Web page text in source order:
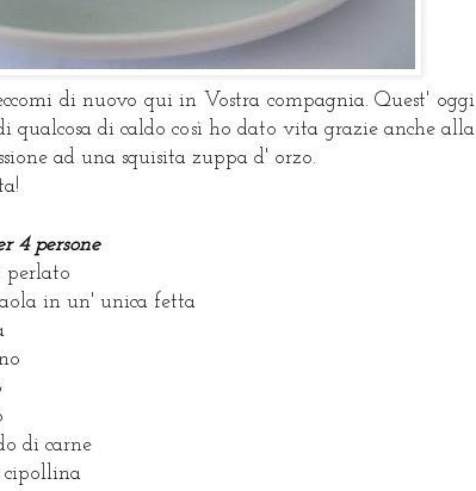
di nuovo qui in Vostra compagnia. Quest' oggi
qualcosa di caldo così ho dato vita grazie anche alla
ad una squisita zuppa d' orzo.
4 persone
perlato
in un' unica fetta
di carne
cipollina